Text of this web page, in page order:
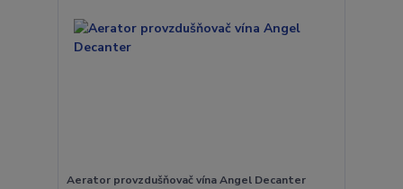
Aerator provzdušňovač vína Angel Decanter